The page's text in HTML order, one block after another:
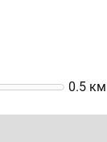
0.5 км